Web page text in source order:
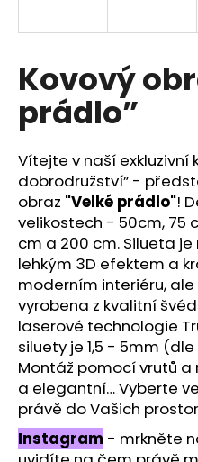
Kovový
prádlo”
Vítejte v naší exkluzivní
dobrodružství” -
obraz "Velké prádlo"!
velikostech - 50cm, 75
cm a 200 cm. Silueta
lehkým 3D efektem a
moderním interiéru, ale
vyrobena z kvalitní
laserové technologie
siluety je 1,5 - 5mm
Montáž pomocí vrutů
a elegantní… Vyberte
právě do Vašich
Instagram - mrkněte
í
t
?
D
o
p
o
r
u
č
u
j